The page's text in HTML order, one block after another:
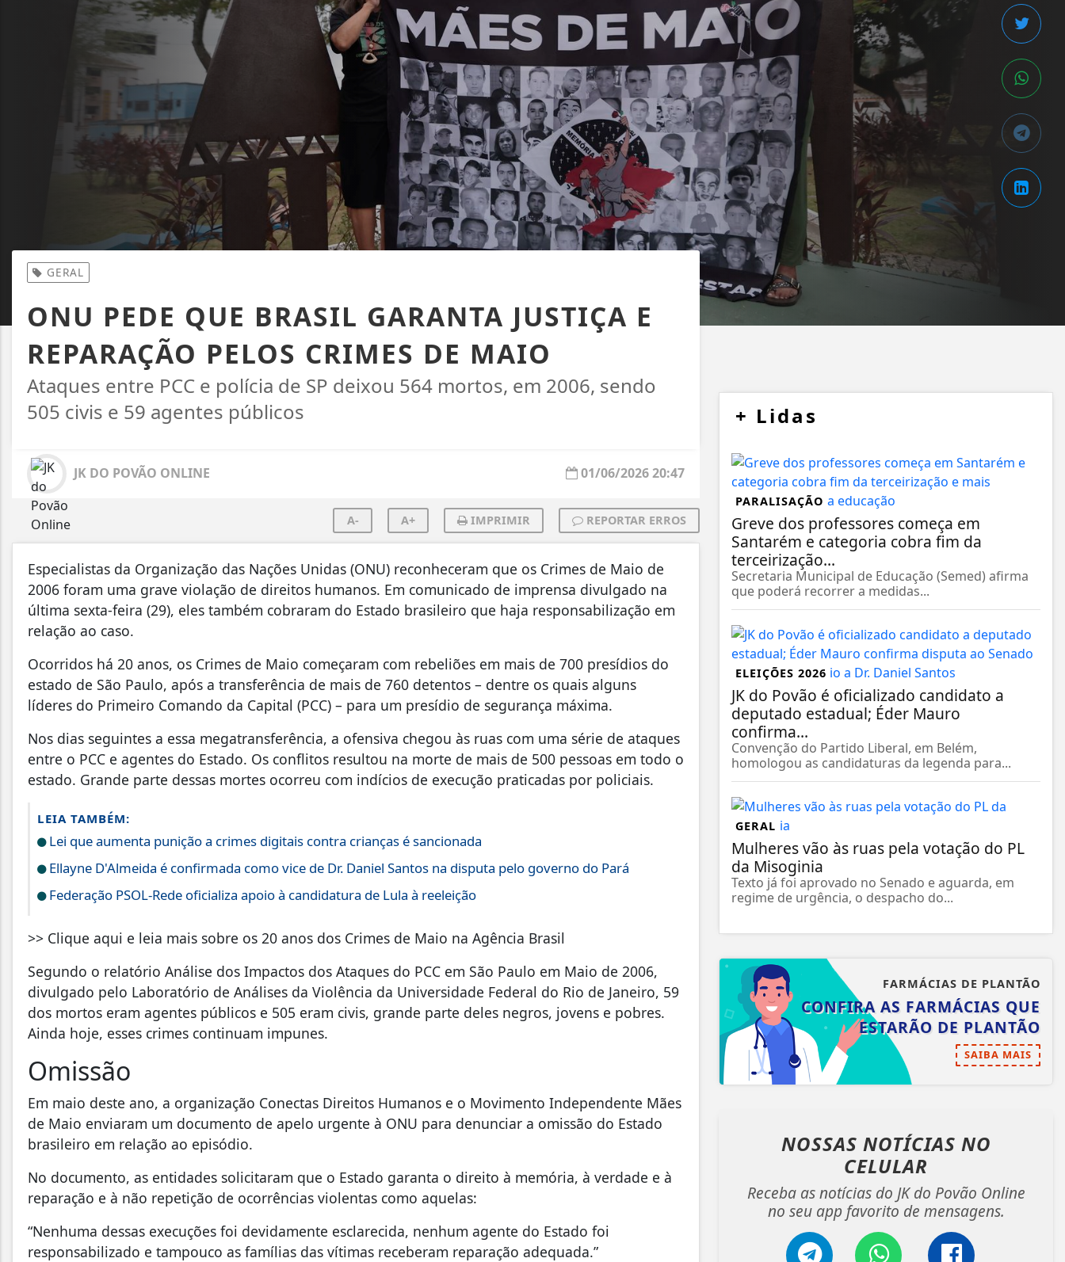
GERAL
ONU PEDE QUE BRASIL GARANTA JUSTIÇA E
REPARAÇÃO PELOS CRIMES DE MAIO
Ataques entre PCC e polícia de SP deixou 564 mortos, em 2006, sendo
505 civis e 59 agentes públicos
JK DO POVÃO ONLINE 01/06/2026 20:47
A- A+ IMPRIMIR REPORTAR ERROS
Especialistas da Organização das Nações Unidas (ONU) reconheceram que os Crimes de Maio de
2006 foram uma grave violação de direitos humanos. Em comunicado de imprensa divulgado na
última sexta-feira (29), eles também cobraram do Estado brasileiro que haja responsabilização em
relação ao caso.
Ocorridos há 20 anos, os Crimes de Maio começaram com rebeliões em mais de 700 presídios do
estado de São Paulo, após a transferência de mais de 760 detentos – dentre os quais alguns
líderes do Primeiro Comando da Capital (PCC) – para um presídio de segurança máxima.
Nos dias seguintes a essa megatransferência, a ofensiva chegou às ruas com uma série de ataques
entre o PCC e agentes do Estado. Os conflitos resultou na morte de mais de 500 pessoas em todo o
estado. Grande parte dessas mortes ocorreu com indícios de execução praticadas por policiais.
LEIA TAMBÉM:
Lei que aumenta punição a crimes digitais contra crianças é sancionada
Ellayne D'Almeida é confirmada como vice de Dr. Daniel Santos na disputa pelo governo do Pará
Federação PSOL-Rede oficializa apoio à candidatura de Lula à reeleição
>> Clique aqui e leia mais sobre os 20 anos dos Crimes de Maio na Agência Brasil
Segundo o relatório Análise dos Impactos dos Ataques do PCC em São Paulo em Maio de 2006,
divulgado pelo Laboratório de Análises da Violência da Universidade Federal do Rio de Janeiro, 59
dos mortos eram agentes públicos e 505 eram civis, grande parte deles negros, jovens e pobres.
Ainda hoje, esses crimes continuam impunes.
Omissão
Em maio deste ano, a organização Conectas Direitos Humanos e o Movimento Independente Mães
de Maio enviaram um documento de apelo urgente à ONU para denunciar a omissão do Estado
brasileiro em relação ao episódio.
No documento, as entidades solicitaram que o Estado garanta o direito à memória, à verdade e à
reparação e à não repetição de ocorrências violentas como aquelas:
“Nenhuma dessas execuções foi devidamente esclarecida, nenhum agente do Estado foi
responsabilizado e tampouco as famílias das vítimas receberam reparação adequada.”
+ Lidas
PARALISAÇÃO
Greve dos professores começa em
Santarém e categoria cobra fim da
terceirização...
Secretaria Municipal de Educação (Semed) afirma
que poderá recorrer a medidas...
ELEIÇÕES 2026
JK do Povão é oficializado candidato a
deputado estadual; Éder Mauro
confirma...
Convenção do Partido Liberal, em Belém,
homologou as candidaturas da legenda para...
GERAL
Mulheres vão às ruas pela votação do PL
da Misoginia
Texto já foi aprovado no Senado e aguarda, em
regime de urgência, o despacho do...
FARMÁCIAS DE PLANTÃO
CONFIRA AS FARMÁCIAS QUE
ESTARÃO DE PLANTÃO
SAIBA MAIS
NOSSAS NOTÍCIAS NO
CELULAR
Receba as notícias do JK do Povão Online
no seu app favorito de mensagens.